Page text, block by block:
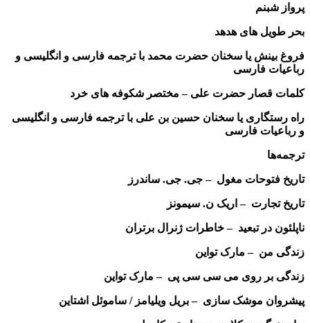
پرواز شبنم
بحر طویل های هدهد
فروغ بینش یا سخنان حضرت محمد با ترجمه فارسی و انگلیسی و
رباعیات فارسی
کلمات قصار حضرت علی – مختصر شکوفه های خرد
راه رستگاری یا سخنان حسین بن علی با ترجمه فارسی و انگلیسی
و رباعیات فارسی
ترجمه‌ها
تاریخ فتوحات مغول – جی. جی. ساندرز
تاریخ تجارت – اریک ن. سیمونز
ناپلئون در تبعید – خاطرات ژنرال برتران
زندگی من – مارک تواین
زندگی بر روی می سی سی پی – مارک تواین
پیشروان موشک سازی – بریل ویلیامز / ساموئل اشتاین